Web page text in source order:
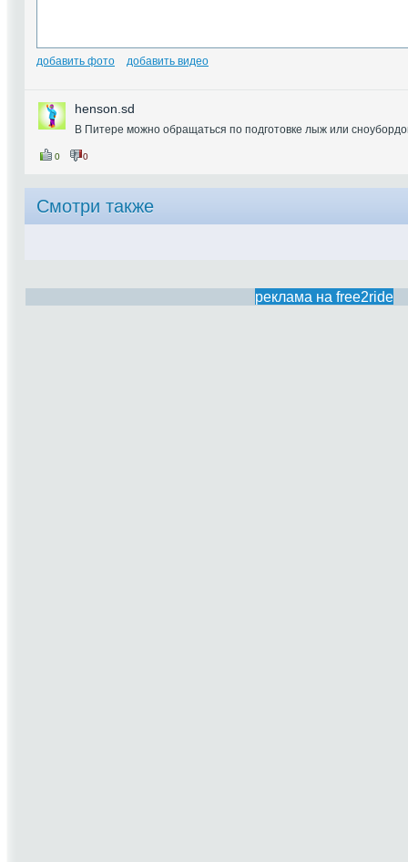
добавить фото добавить видео
henson.sd
В Питере можно обращаться по подготовке лыж или
0 0
Смотри также
реклама на free2ride